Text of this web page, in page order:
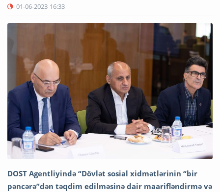
01-06-2023 16:33
DOST Agentliyində “Dövlət sosial xidmətlərinin “bir
pəncərə”dən təqdim edilməsinə dair maarifləndirmə və